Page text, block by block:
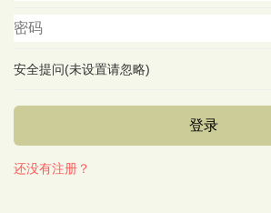
安全提问(未设置请忽略)
登录
还没有注册？